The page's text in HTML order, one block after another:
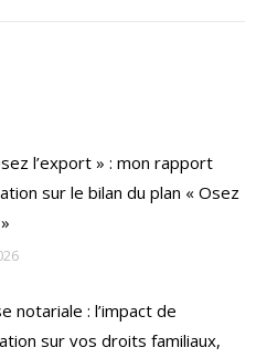
l’export » : mon rapport
sur le bilan du plan « Osez
notariale : l’impact de
sur vos droits familiaux,